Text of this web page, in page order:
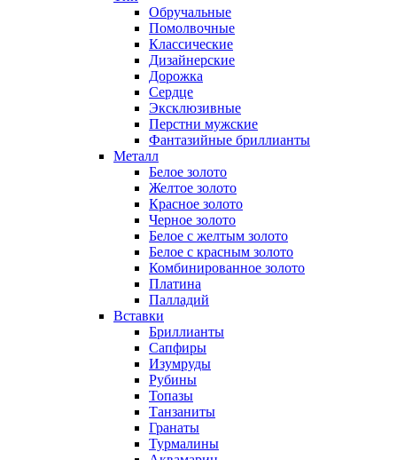
Обручальные
Помолвочные
Классические
Дизайнерские
Дорожка
Сердце
Эксклюзивные
Перстни мужские
Фантазийные бриллианты
Металл
Белое золото
Желтое золото
Красное золото
Черное золото
Белое с желтым золото
Белое с красным золото
Комбинированное золото
Платина
Палладий
Вставки
Бриллианты
Сапфиры
Изумруды
Рубины
Топазы
Танзаниты
Гранаты
Турмалины